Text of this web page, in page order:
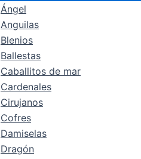
Ángel
Anguilas
Blenios
Ballestas
Caballitos de mar
Cardenales
Cirujanos
Cofres
Damiselas
Dragón